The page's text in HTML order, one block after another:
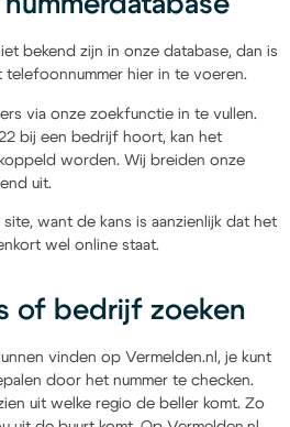
bekend zijn in onze database, dan is
hier in te voeren.
via onze zoekfunctie in te vullen.
bij een bedrijf hoort, kan het
worden. Wij breiden onze
uit.
want de kans is aanzienlijk dat het
wel online staat.
of bedrijf zoeken
vinden op Vermelden.nl, je kunt
door het nummer te checken.
uit welke regio de beller komt. Zo